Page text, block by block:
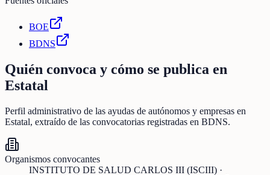
BOE
BDNS
Quién convoca y cómo se publica en
Estatal
Perfil administrativo de las ayudas de autónomos y empresas en
Estatal, extraído de las convocatorias registradas en BDNS.
Organismos convocantes
INSTITUTO DE SALUD CARLOS III (ISCIII) ·